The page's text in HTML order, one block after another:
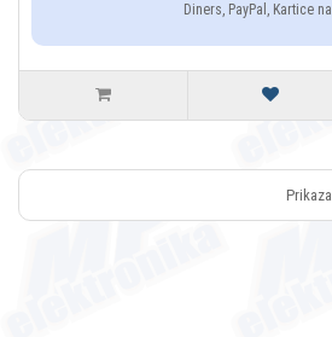
Diners, PayPal, Kartice